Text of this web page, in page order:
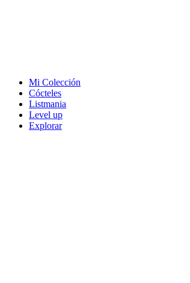
Mi Colección
Cócteles
Listmania
Level up
Explorar